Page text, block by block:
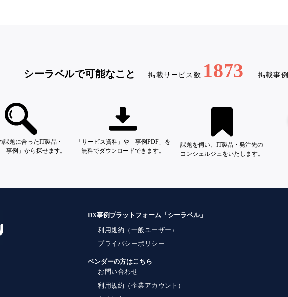
シーラベルで可能なこと 掲載サービス数 1873 掲載事
課題に合ったIT製品・
事例」から探せます。
「サービス資料」や「事例PDF」を
無料でダウンロードできます。
課題を伺い、IT製品・発注先の
コンシェルジュをいたします。
DX事例プラットフォーム「シーラベル」
利用規約（一般ユーザー）
プライバシーポリシー
ベンダーの方はこちら
お問い合わせ
利用規約（企業アカウント）